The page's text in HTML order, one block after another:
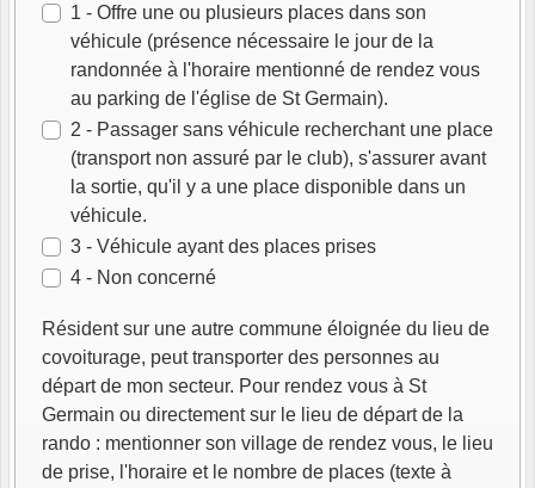
1 - Offre une ou plusieurs places dans son
véhicule (présence nécessaire le jour de la
randonnée à l'horaire mentionné de rendez vous
au parking de l'église de St Germain).
2 - Passager sans véhicule recherchant une place
(transport non assuré par le club), s'assurer avant
la sortie, qu'il y a une place disponible dans un
véhicule.
3 - Véhicule ayant des places prises
4 - Non concerné
Résident sur une autre commune éloignée du lieu de
covoiturage, peut transporter des personnes au
départ de mon secteur. Pour rendez vous à St
Germain ou directement sur le lieu de départ de la
rando : mentionner son village de rendez vous, le lieu
de prise, l'horaire et le nombre de places (texte à